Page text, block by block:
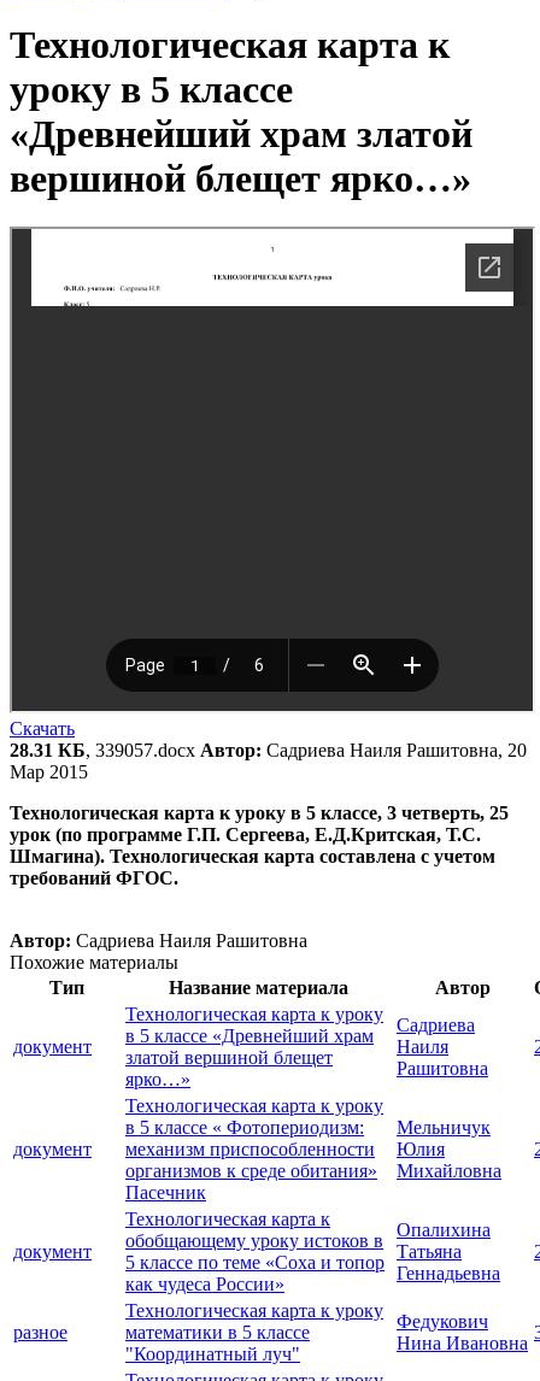
Технологическая карта к
уроку в 5 классе
«Древнейший храм златой
вершиной блещет ярко…»
Скачать
28.31 КБ, 339057.docx Автор: Садриева Наиля Рашитовна, 20
Мар 2015
Технологическая карта к уроку в 5 классе, 3 четверть, 25
урок (по программе Г.П. Сергеева, Е.Д.Критская, Т.С.
Шмагина). Технологическая карта составлена с учетом
требований ФГОС.
Автор: Садриева Наиля Рашитовна
Похожие материалы
Тип
Название материала Автор
документ
Технологическая карта к уроку
в 5 классе «Древнейший храм
златой вершиной блещет
ярко…»
Садриева
Наиля
Рашитовна
документ
Технологическая карта к уроку
в 5 классе « Фотопериодизм:
механизм приспособленности
организмов к среде обитания»
Пасечник
Мельничук
Юлия
Михайловна
документ
Технологическая карта к
обобщающему уроку истоков в
5 классе по теме «Соха и топор
как чудеса России»
Опалихина
Татьяна
Геннадьевна
разное
Технологическая карта к уроку
математики в 5 классе
"Координатный луч"
Федукович
Нина Ивановна